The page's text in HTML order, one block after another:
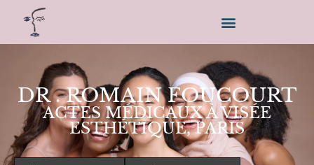
ACTES MÉDICAUX À VISÉE
ESTHÉTIQUE, PARIS
DR . ROMAIN FOUCOURT